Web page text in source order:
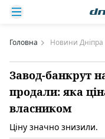
Головна Новини Дніпра
Завод-банкрут
продали: яка
власником
Ціну значно знизили.